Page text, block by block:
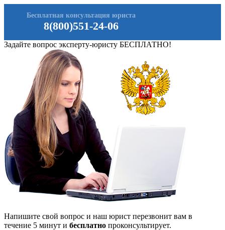
8(800)551-24-06
Бесплатная консультация юриста
Задайте вопрос эксперту-юристу БЕСПЛАТНО!
Напишите свой вопрос и наш юрист перезвонит вам в
течение 5 минут и бесплатно проконсультирует.